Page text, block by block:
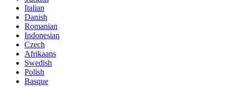
Italian
Danish
Romanian
Indonesian
Czech
Afrikaans
Swedish
Polish
Basque